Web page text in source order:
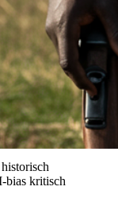
bias kritisch